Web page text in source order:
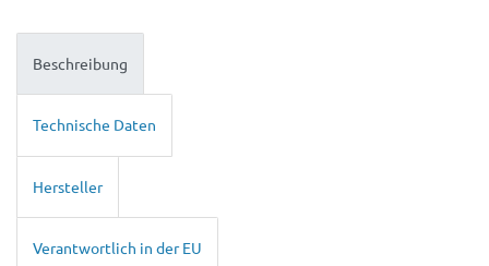
Beschreibung
Technische Daten
Hersteller
Verantwortlich in der EU